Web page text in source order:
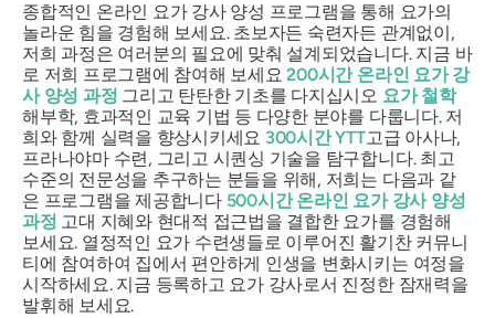
종합적인 온라인 요가 강사 양성 프로그램을 통해 요가의
놀라운 힘을 경험해 보세요. 초보자든 숙련자든 관계없이,
저희 과정은 여러분의 필요에 맞춰 설계되었습니다. 지금 바
로 저희 프로그램에 참여해 보세요200시간 온라인 요가 강
사 양성 과정 그리고 탄탄한 기초를 다지십시오 요가 철학
해부학, 효과적인 교육 기법 등 다양한 분야를 다룹니다. 저
희와 함께 실력을 향상시키세요 300시간 YTT고급 아사나,
프라나야마 수련, 그리고 시퀀싱 기술을 탐구합니다. 최고
수준의 전문성을 추구하는 분들을 위해, 저희는 다음과 같
은 프로그램을 제공합니다 500시간 온라인 요가 강사 양성
과정 고대 지혜와 현대적 접근법을 결합한 요가를 경험해
보세요. 열정적인 요가 수련생들로 이루어진 활기찬 커뮤니
티에 참여하여 집에서 편안하게 인생을 변화시키는 여정을
시작하세요. 지금 등록하고 요가 강사로서 진정한 잠재력을
발휘해 보세요.